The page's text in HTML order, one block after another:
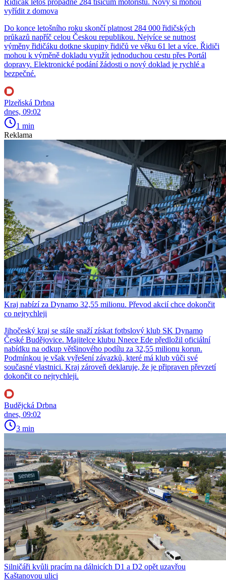
vyřídit z domova
Do konce letošního roku skončí platnost 284 000 řidičských
průkazů napříč celou Českou republikou. Nejvíce se nutnost
výměny řidičáku dotkne skupiny řidičů ve věku 61 let a více. Řidiči
mohou k výměně dokladu využít jednoduchou cestu přes Portál
dopravy. Elektronické podání žádosti o nový doklad je rychlé a
bezpečné.
Plzeňská Drbna
dnes, 09:02
1 min
Reklama
Kraj nabízí za Dynamo 32,55 milionu. Převod akcií chce dokončit
co nejrychleji
Jihočeský kraj se stále snaží získat fotbslový klub SK Dynamo
České Budějovice. Majitelce klubu Nnece Ede předložil oficiální
nabídku na odkup většinového podílu za 32,55 milionu korun.
Podmínkou je však vyřešení závazků, které má klub vůči své
současné vlastnici. Kraj zároveň deklaruje, že je připraven převzetí
dokončit co nejrychleji.
Budějcká Drbna
dnes, 09:02
3 min
Silničáři kvůli pracím na dálnicích D1 a D2 opět uzavřou
Kaštanovou ulici